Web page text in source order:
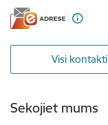
Visi kontakti
Sekojiet mums